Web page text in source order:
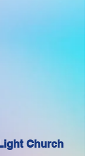
Church